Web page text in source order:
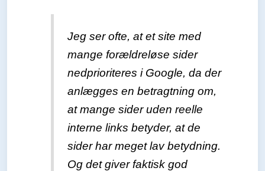
Jeg ser ofte, at et site med
mange forældreløse sider
nedprioriteres i Google, da der
anlægges en betragtning om,
at mange sider uden reelle
interne links betyder, at de
sider har meget lav betydning.
Og det giver faktisk god